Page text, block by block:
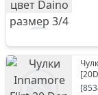
[
[